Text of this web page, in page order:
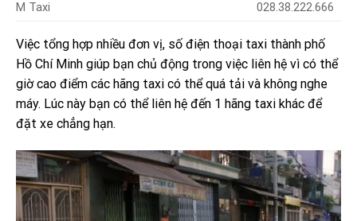
M Taxi
028.38.222.666
Việc tổng hợp nhiều đơn vị, số điện thoại taxi thành phố
Hồ Chí Minh giúp bạn chủ động trong việc liên hệ vì có thể
giờ cao điểm các hãng taxi có thể quá tải và không nghe
máy. Lúc này bạn có thể liên hệ đến 1 hãng taxi khác để
đặt xe chẳng hạn.